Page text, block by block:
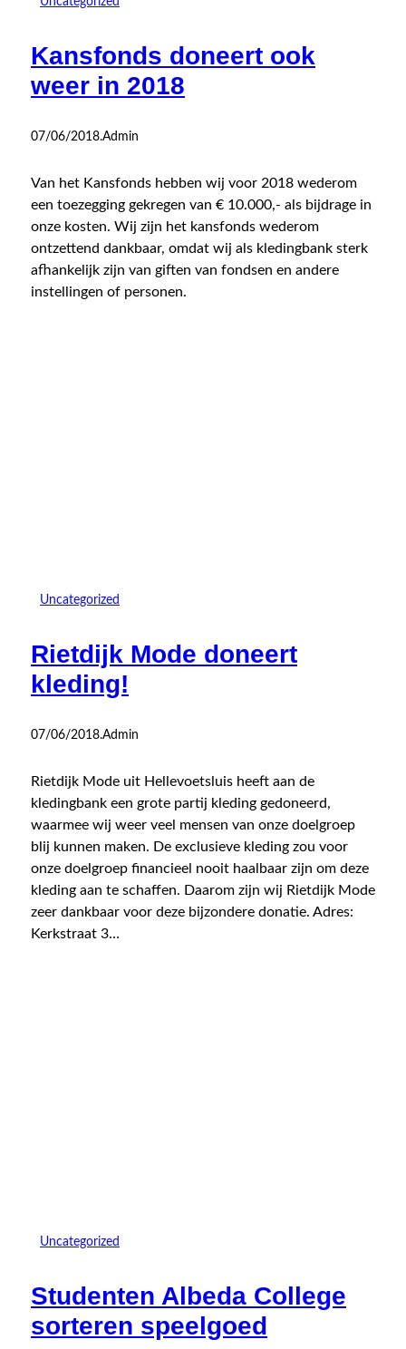
Kansfonds doneert ook
weer in 2018
07/06/2018.Admin
Van het Kansfonds hebben wij voor 2018 wederom
een toezegging gekregen van € 10.000,- als bijdrage in
onze kosten. Wij zijn het kansfonds wederom
ontzettend dankbaar, omdat wij als kledingbank sterk
afhankelijk zijn van giften van fondsen en andere
instellingen of personen.
Uncategorized
Rietdijk Mode doneert
kleding!
07/06/2018.Admin
Rietdijk Mode uit Hellevoetsluis heeft aan de
kledingbank een grote partij kleding gedoneerd,
waarmee wij weer veel mensen van onze doelgroep
blij kunnen maken. De exclusieve kleding zou voor
onze doelgroep financieel nooit haalbaar zijn om deze
kleding aan te schaffen. Daarom zijn wij Rietdijk Mode
zeer dankbaar voor deze bijzondere donatie. Adres:
Kerkstraat 3…
Uncategorized
Studenten Albeda College
sorteren speelgoed